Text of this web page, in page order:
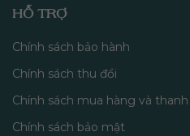
HỖ TRỢ
Chính sách bảo hành
Chính sách thu đổi
Chính sách mua hàng và
Chính sách bảo mật